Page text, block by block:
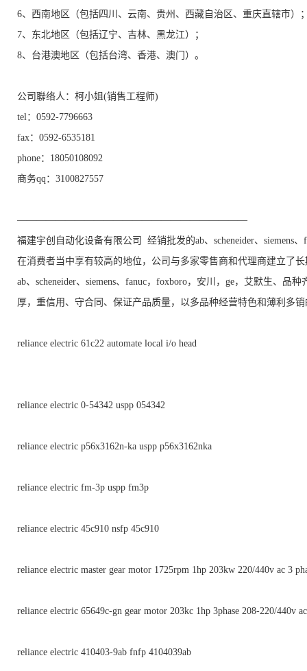
6、西南地区（包括四川、云南、贵州、西藏自治区、重庆直辖市）
7、东北地区（包括辽宁、吉林、黑龙江）；
8、台港澳地区（包括台湾、香港、澳门）。
公司聯络人：柯小姐(销售工程师)
tel：0592-7796663
fax：0592-6535181
phone：18050108092
商务qq：3100827557
————————————————————————
福建宇创自动化设备有限公司 经销批发的ab、scheneider、siemens
在消费者当中享有较高的地位，公司与多家零售商和代理商建立了
ab、scheneider、siemens、fanuc，foxboro，安川，ge，艾默生、
厚，重信用、守合同、保证产品质量，以多品种经营特色和薄利多
reliance electric 61c22 automate local i/o head
reliance electric 0-54342 uspp 054342
reliance electric p56x3162n-ka uspp p56x3162nka
reliance electric fm-3p uspp fm3p
reliance electric 45c910 nsfp 45c910
reliance electric master gear motor 1725rpm 1hp 203kw 220/440v ac 3
reliance electric 65649c-gn gear motor 203kc 1hp 3phase 208-220/440v
reliance electric 410403-9ab fnfp 4104039ab